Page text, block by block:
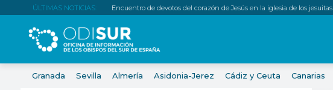
ÚLTIMAS NOTICIAS: Encuentro de devotos del corazón de Jesús en la iglesia de los jesuitas
Granada Sevilla Almería Asidonia-Jerez Cádiz y Ceuta Canarias